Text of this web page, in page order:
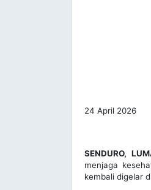
24 April 2026
SENDURO,
menjaga
kembali digelar